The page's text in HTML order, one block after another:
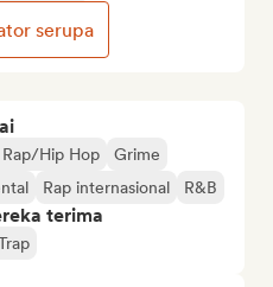
Hip Hop
Grime
Rap internasional R&B
terima
serupa